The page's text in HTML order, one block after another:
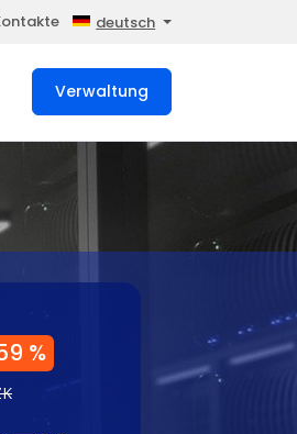
deutsch
Verwaltung
%